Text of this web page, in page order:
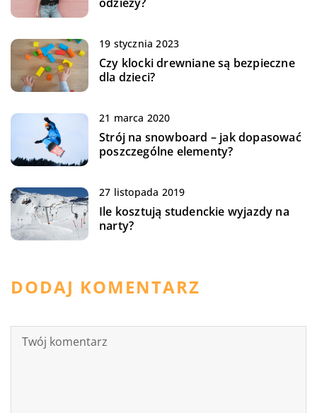
19 stycznia 2023
Czy klocki drewniane są bezpieczne
dla dzieci?
21 marca 2020
Strój na snowboard – jak dopasować
poszczególne elementy?
27 listopada 2019
Ile kosztują studenckie wyjazdy na
narty?
DODAJ KOMENTARZ